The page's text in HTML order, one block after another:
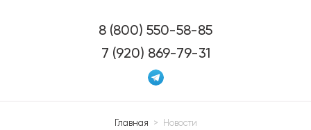
8 (800) 550-58-85
7 (920) 869-79-31
Главная > Новости